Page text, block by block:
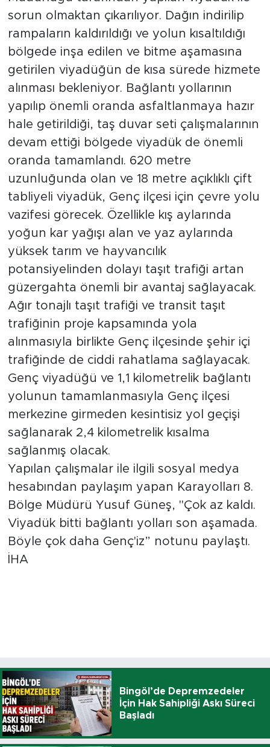
sorun olmaktan çıkarılıyor. Dağın indirilip
rampaların kaldırıldığı ve yolun kısaltıldığı
bölgede inşa edilen ve bitme aşamasına
getirilen viyadüğün de kısa sürede hizmete
alınması bekleniyor. Bağlantı yollarının
yapılıp önemli oranda asfaltlanmaya hazır
hale getirildiği, taş duvar seti çalışmalarının
devam ettiği bölgede viyadük de önemli
oranda tamamlandı. 620 metre
uzunluğunda olan ve 18 metre açıklıklı çift
tabliyeli viyadük, Genç ilçesi için çevre yolu
vazifesi görecek. Özellikle kış aylarında
yoğun kar yağışı alan ve yaz aylarında
yüksek tarım ve hayvancılık
potansiyelinden dolayı taşıt trafiği artan
güzergahta önemli bir avantaj sağlayacak.
Ağır tonajlı taşıt trafiği ve transit taşıt
trafiğinin proje kapsamında yola
alınmasıyla birlikte Genç ilçesinde şehir içi
trafiğinde de ciddi rahatlama sağlayacak.
Genç viyadüğü ve 1,1 kilometrelik bağlantı
yolunun tamamlanmasıyla Genç ilçesi
merkezine girmeden kesintisiz yol geçişi
sağlanarak 2,4 kilometrelik kısalma
sağlanmış olacak.
Yapılan çalışmalar ile ilgili sosyal medya
hesabından paylaşım yapan Karayolları 8.
Bölge Müdürü Yusuf Güneş, ''Çok az kaldı.
Viyadük bitti bağlantı yolları son aşamada.
Böyle çok daha Genç'iz” notunu paylaştı.
İHA
Bingöl’de Depremzedeler
İçin Hak Sahipliği Askı Süreci
Başladı